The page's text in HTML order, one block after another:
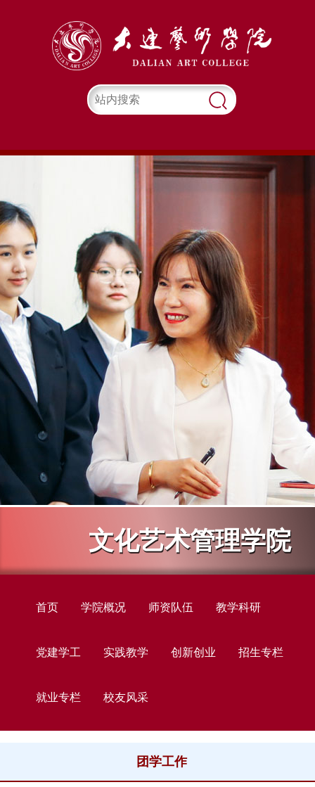
文化艺术管理学院
首页 学院概况 师资队伍 教学科研
党建学工 实践教学 创新创业 招生专栏
就业专栏 校友风采
团学工作